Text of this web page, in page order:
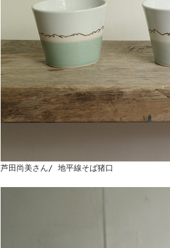
芦田尚美さん/ 地平線そば猪口